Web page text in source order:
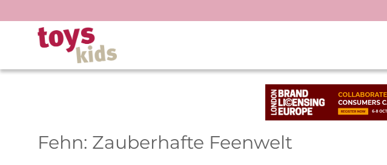
Inhalt
springen
Fehn: Zauberhafte Feenwelt